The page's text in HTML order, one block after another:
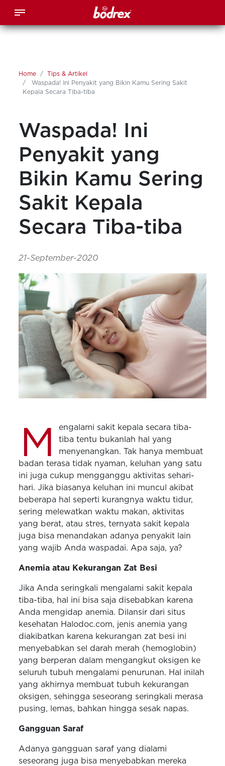
Home
Tips & Artikel
Waspada! Ini Penyakit yang Bikin Kamu Sering Sakit
Kepala Secara Tiba-tiba
Waspada! Ini
Penyakit yang
Bikin Kamu Sering
Sakit Kepala
Secara Tiba-tiba
21-September-2020
M
engalami sakit kepala secara tiba-
tiba tentu bukanlah hal yang
menyenangkan. Tak hanya membuat
badan terasa tidak nyaman, keluhan yang satu
ini juga cukup mengganggu aktivitas sehari-
hari. Jika biasanya keluhan ini muncul akibat
beberapa hal seperti kurangnya waktu tidur,
sering melewatkan waktu makan, aktivitas
yang berat, atau stres, ternyata sakit kepala
juga bisa menandakan adanya penyakit lain
yang wajib Anda waspadai. Apa saja, ya?
Anemia atau Kekurangan Zat Besi
Jika Anda seringkali mengalami sakit kepala
tiba-tiba, hal ini bisa saja disebabkan karena
Anda mengidap anemia. Dilansir dari situs
kesehatan Halodoc.com, jenis anemia yang
diakibatkan karena kekurangan zat besi ini
menyebabkan sel darah merah (hemoglobin)
yang berperan dalam mengangkut oksigen ke
seluruh tubuh mengalami penurunan. Hal inilah
yang akhirnya membuat tubuh kekurangan
oksigen, sehingga seseorang seringkali merasa
pusing, lemas, bahkan hingga sesak napas.
Gangguan Saraf
Adanya gangguan saraf yang dialami
seseorang juga bisa menyebabkan mereka